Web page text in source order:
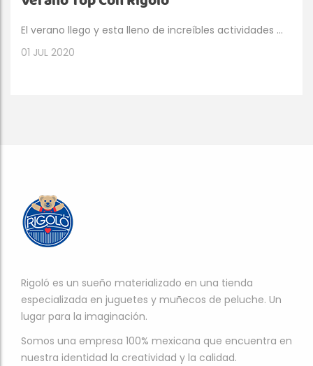
El verano llego y esta lleno de increíbles actividades ...
01 JUL 2020
Rigoló es un sueño materializado en una tienda
especializada en juguetes y muñecos de peluche. Un
lugar para la imaginación.
Somos una empresa 100% mexicana que encuentra en
nuestra identidad la creatividad y la calidad.